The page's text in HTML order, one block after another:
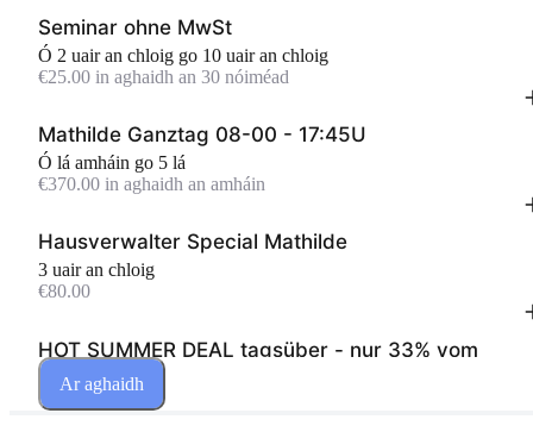
Seminar ohne MwSt
Ó 2 uair an chloig go 10 uair an chloig
€25.00 in aghaidh an 30 nóiméad
Mathilde Ganztag 08-00 - 17:45U
Ó lá amháin go 5 lá
€370.00 in aghaidh an amháin
Hausverwalter Special Mathilde
3 uair an chloig
€80.00
HOT SUMMER DEAL tagsüber - nur 33% vom
Tagespreis im Sommer!
€120.00
Ar aghaidh